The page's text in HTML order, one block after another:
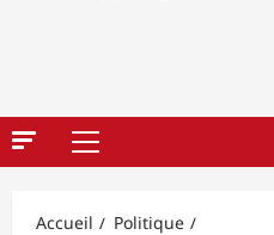
Menu
Accueil
Politique